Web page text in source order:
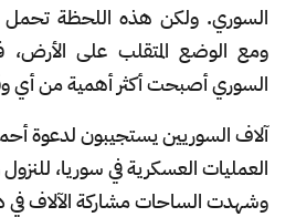
السوري. ولكن هذه اللحظة تحمل
ومع الوضع المتقلب على
السوري أصبحت أكثر أهمية من
آلاف السوريين يستجيبون لدعوة
العمليات العسكرية في سوريا،
وشهدت الساحات مشاركة الآلاف